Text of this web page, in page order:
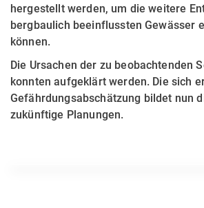
hergestellt werden, um die weitere
bergbaulich beeinflussten Gewässer
können.
Die Ursachen der zu beobachtenden
konnten aufgeklärt werden. Die sich
Gefährdungsabschätzung bildet nun
zukünftige Planungen.